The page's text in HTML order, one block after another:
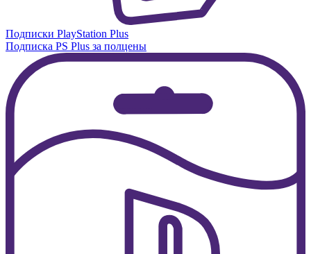
Подписки PlayStation Plus
Подписка PS Plus за полцены